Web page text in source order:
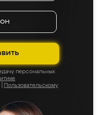
персональных
Пользовательскому